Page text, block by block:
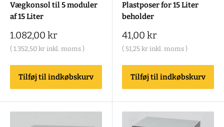
Vægkonsol til 5 moduler
af 15 Liter
Salgspris
1.082,00 kr
( 1.352,50 kr inkl. moms )
Tilføj til indkøbskurv
Plastposer for 15 Liter
beholder
Salgspris
41,00 kr
( 51,25 kr inkl. moms )
Tilføj til indkøbskurv